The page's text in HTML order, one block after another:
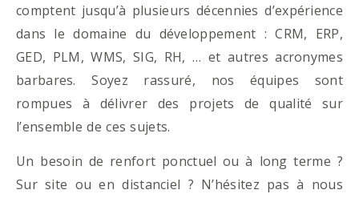
comptent jusqu’à plusieurs décennies d’expérience
dans le domaine du développement : CRM, ERP,
GED, PLM, WMS, SIG, RH, … et autres acronymes
barbares. Soyez rassuré, nos équipes sont
rompues à délivrer des projets de qualité sur
l’ensemble de ces sujets.
Un besoin de renfort ponctuel ou à long terme ?
Sur site ou en distanciel ? N’hésitez pas à nous